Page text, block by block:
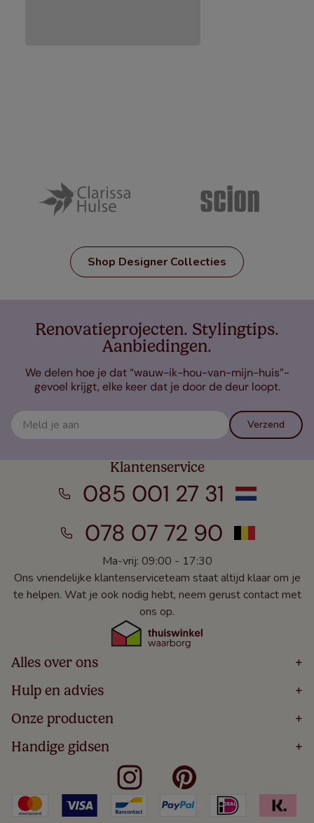
Shop Designer Collecties
Renovatieprojecten. Stylingtips.
Aanbiedingen.
We delen hoe je dat “wauw-ik-hou-van-mijn-huis”-
gevoel krijgt, elke keer dat je door de deur loopt.
Verzend
Klantenservice
085 001 27 31
078 07 72 90
Ma-vrij: 09:00 - 17:30
Ons vriendelijke klantenserviceteam staat altijd klaar om je
te helpen. Wat je ook nodig hebt, neem gerust contact met
ons op.
Alles over ons +
Home
Over
Bestellen
Winacties
Veelgestelde Vragen
Hulp en advies +
Volg Je Bestelling
Levering
5 Jaar Garantie
Algemene Voorwaarden
Kindveiligheid
Cookies
Onze producten +
Houten Jaloezieën
Rolgordijnen
Verticale Jaloezieën
Duo Rolgordijnen
Handige gidsen +
Meten Voor Raamdecoratie
Badkamer Raamdecoratie
Slaapkamer Raamdecoratie
Keuken Raamdecoratie